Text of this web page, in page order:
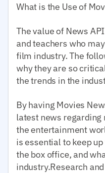
What is the Use of
The value of News
and teachers who
film industry. The
why they are so
the trends in the
By having Movies
latest news
the entertainment
is essential to keep
the box office, and
industry.Research